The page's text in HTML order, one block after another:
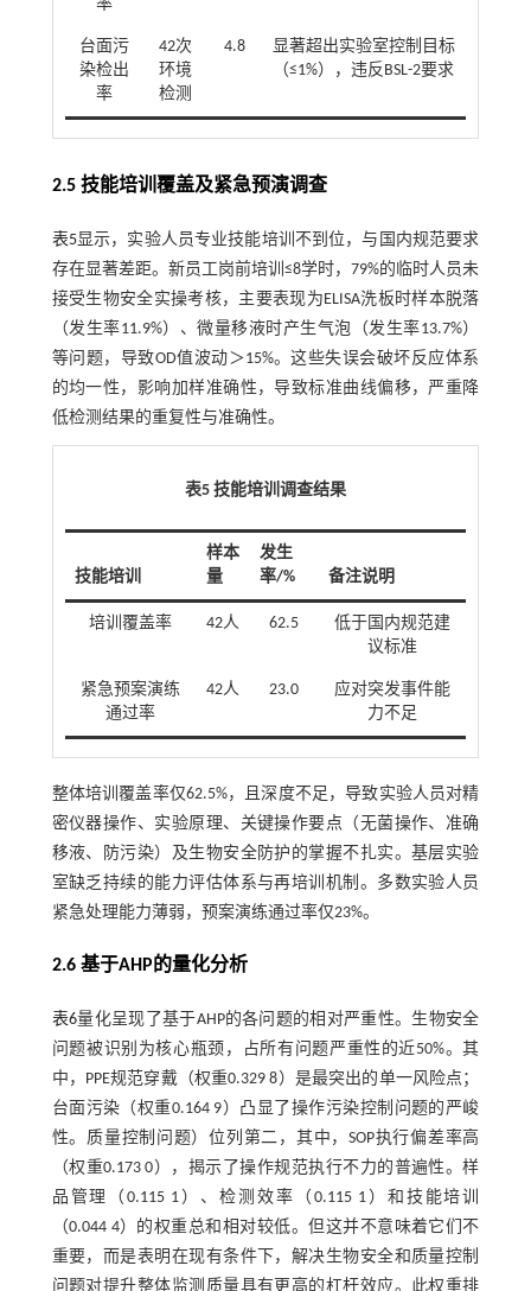
率
台面污
染检出
率
42次
环境
检测
4.8
显著超出实验室控制目标
（≤1%），违反BSL-2要求
2.5 技能培训覆盖及紧急预演调查
表5显示，实验人员专业技能培训不到位，与国内规范要求
存在显著差距。新员工岗前培训≤8学时，79%的临时人员未
接受生物安全实操考核，主要表现为ELISA洗板时样本脱落
（发生率11.9%）、微量移液时产生气泡（发生率13.7%）
等问题，导致OD值波动＞15%。这些失误会破坏反应体系
的均一性，影响加样准确性，导致标准曲线偏移，严重降
低检测结果的重复性与准确性。
表5 技能培训调查结果
技能培训
样本
量
发生
率/%
备注说明
培训覆盖率 42人 62.5
低于国内规范建
议标准
紧急预案演练
通过率
42人 23.0
应对突发事件能
力不足
整体培训覆盖率仅62.5%，且深度不足，导致实验人员对精
密仪器操作、实验原理、关键操作要点（无菌操作、准确
移液、防污染）及生物安全防护的掌握不扎实。基层实验
室缺乏持续的能力评估体系与再培训机制。多数实验人员
紧急处理能力薄弱，预案演练通过率仅23%。
2.6 基于AHP的量化分析
表6量化呈现了基于AHP的各问题的相对严重性。生物安全
问题被识别为核心瓶颈，占所有问题严重性的近50%。其
中，PPE规范穿戴（权重0.329 8）是最突出的单一风险点；
台面污染（权重0.164 9）凸显了操作污染控制问题的严峻
性。质量控制问题）位列第二，其中，SOP执行偏差率高
（权重0.173 0），揭示了操作规范执行不力的普遍性。样
品管理（0.115 1）、检测效率（0.115 1）和技能培训
（0.044 4）的权重总和相对较低。但这并不意味着它们不
重要，而是表明在现有条件下，解决生物安全和质量控制
问题对提升整体监测质量具有更高的杠杆效应。此权重排